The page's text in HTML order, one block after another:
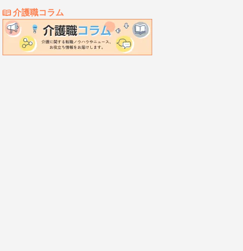
介護職コラム